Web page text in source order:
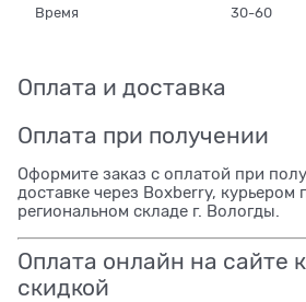
Время 30-60
Оплата и доставка
Оплата при получении
Оформите заказ с оплатой при
доставке через Boxberry, курьером
региональном складе г. Вологды.
Оплата онлайн на сайте
скидкой